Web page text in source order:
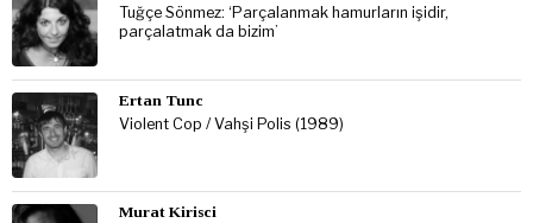
Tuğçe Sönmez: ‘Parçalanmak hamurların işidir,
parçalatmak da bizim’
Ertan Tunc
Violent Cop / Vahşi Polis (1989)
Murat Kirisci